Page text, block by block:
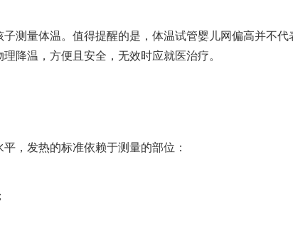
子测量体温。值得提醒的是，体温试管婴儿网偏高并不代
降温，方便且安全，无效时应就医治疗。
，发热的标准依赖于测量的部位：